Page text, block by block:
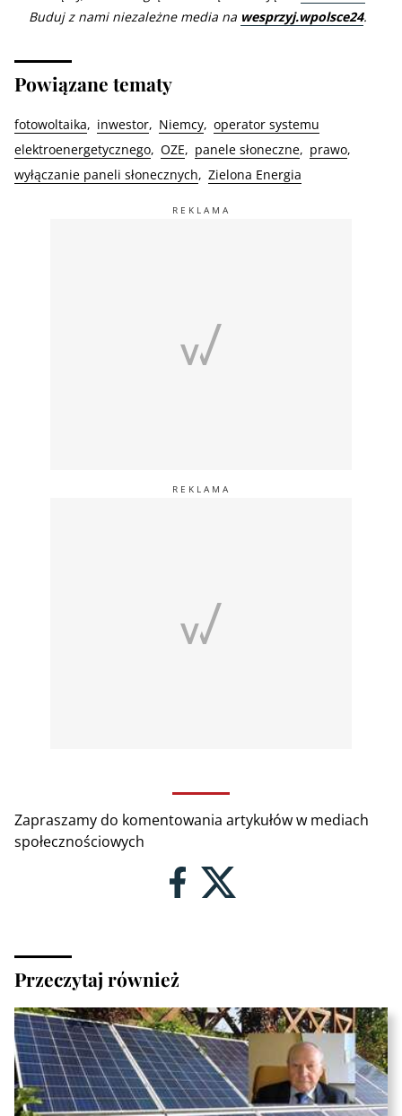
Buduj z nami niezależne media na wesprzyj.wpolsce24.
Powiązane tematy
fotowoltaika inwestor Niemcy operator systemu
elektroenergetycznego OZE panele słoneczne
prawo
wyłączanie paneli słonecznych
Zielona Energia
Zapraszamy do komentowania artykułów w mediach
społecznościowych
Przeczytaj również